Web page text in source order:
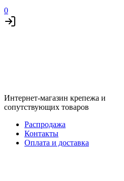
0
Интернет-магазин крепежа и
сопутствующих товаров
Распродажа
Контакты
Оплата и доставка